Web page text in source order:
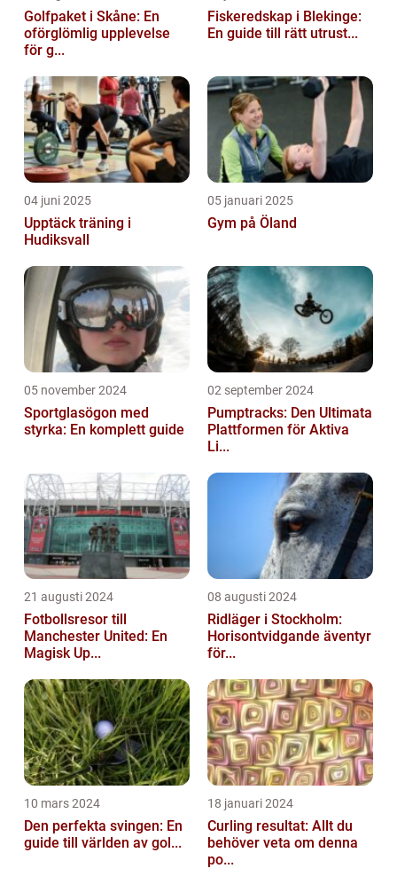
Golfpaket i Skåne: En
oförglömlig upplevelse
för g...
Fiskeredskap i Blekinge:
En guide till rätt utrust...
04 juni 2025
Upptäck träning i
Hudiksvall
05 januari 2025
Gym på Öland
05 november 2024
Sportglasögon med
styrka: En komplett guide
02 september 2024
Pumptracks: Den Ultimata
Plattformen för Aktiva
Li...
21 augusti 2024
Fotbollsresor till
Manchester United: En
Magisk Up...
08 augusti 2024
Ridläger i Stockholm:
Horisontvidgande äventyr
för...
10 mars 2024
Den perfekta svingen: En
guide till världen av gol...
18 januari 2024
Curling resultat: Allt du
behöver veta om denna
po...